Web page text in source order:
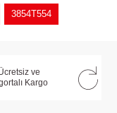
3854T554
ve
Kargo